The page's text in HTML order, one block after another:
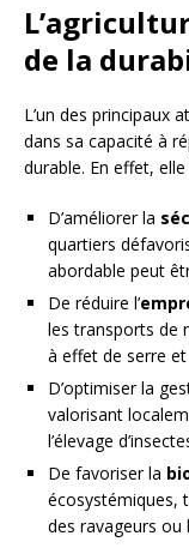
de la
L’un des principaux
dans sa capacité à
durable. En effet,
D’améliorer la
quartiers
abordable peut
De réduire l’
les transports de
à effet de serre
D’optimiser la
valorisant
l’élevage
De favoriser la
écosystémiques,
des ravageurs